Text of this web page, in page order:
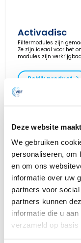
Deze website
We gebruiken
personaliseren, om
en om ons
informatie over uw
partners voor
partners kunnen
informatie die u
verzameld op
Activadisc
Filtermodules zijn
Ze zijn ideaal voor het
modules zijn
Bekijk product